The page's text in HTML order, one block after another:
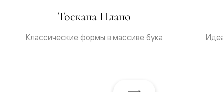
Тоскана Плано
Классические формы в массиве бука